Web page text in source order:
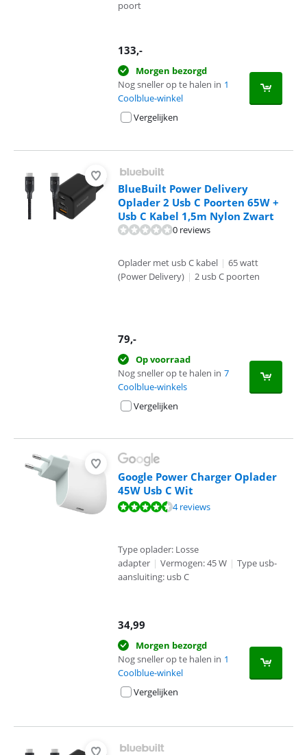
poort
133,-
Morgen bezorgd
Nog sneller op te halen in 1
Coolblue-winkel
Vergelijken
BlueBuilt Power Delivery
Oplader 2 Usb C Poorten 65W +
Usb C Kabel 1,5m Nylon Zwart
0 reviews
Oplader met usb C kabel | 65 watt
(Power Delivery) | 2 usb C poorten
79,-
Op voorraad
Nog sneller op te halen in 7
Coolblue-winkels
Vergelijken
Google Power Charger Oplader
45W Usb C Wit
Beoordeling is 8,6 van de 10, gebaseerd op 4 reviews.
4 reviews
Type oplader: Losse
adapter | Vermogen: 45 W | Type usb-
aansluiting: usb C
34,99
Morgen bezorgd
Nog sneller op te halen in 1
Coolblue-winkel
Vergelijken